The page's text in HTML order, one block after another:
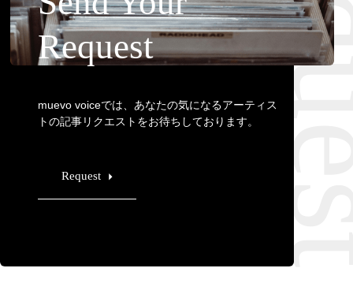
Request
muevo voiceでは、あなたの気になるアーティス
トの記事リクエストをお待ちしております。
Request